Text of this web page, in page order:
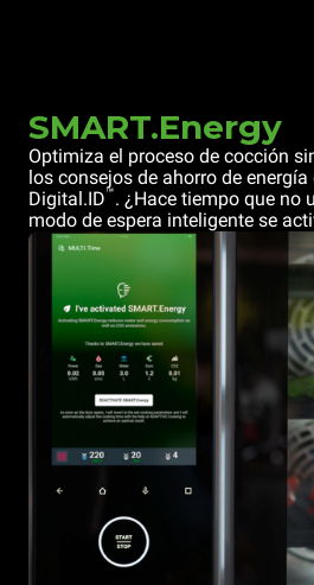
SMART.Energy
Optimiza el proceso de cocción
los consejos de ahorro de
Digital.ID™. ¿Hace tiempo que no
modo de espera inteligente se